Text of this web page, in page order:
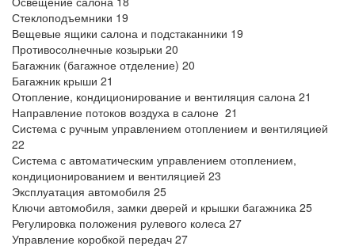
Стеклоподъемники 19
Вещевые ящики салона и подстаканники 19
Противосолнечные козырьки 20
Багажник (багажное отделение) 20
Багажник крыши 21
Отопление, кондиционирование и вентиляция салона 21
Направление потоков воздуха в салоне 21
Система с ручным управлением отоплением и вентиляцией
22
Система с автоматическим управлением отоплением,
кондиционированием и вентиляцией 23
Эксплуатация автомобиля 25
Ключи автомобиля, замки дверей и крышки багажника 25
Регулировка положения рулевого колеса 27
Управление коробкой передач 27